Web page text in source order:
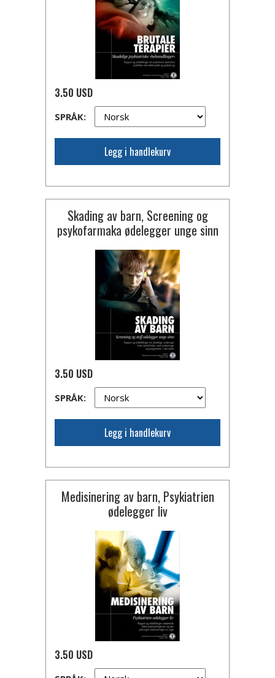
3.50 USD
SPRÅK:
Legg i handlekurv
Skading av barn, Screening og
psykofarmaka ødelegger unge sinn
3.50 USD
SPRÅK:
Legg i handlekurv
Medisinering av barn, Psykiatrien
ødelegger liv
3.50 USD